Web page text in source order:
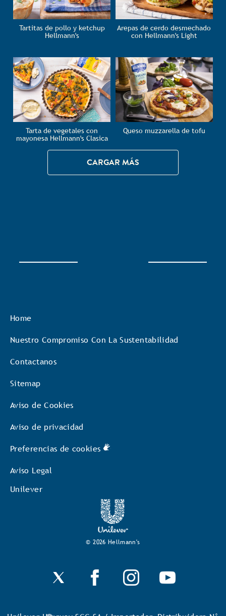
Tartitas de pollo y ketchup
Hellmann's
Arepas de cerdo desmechado
con Hellmann's Light
Tarta de vegetales con
mayonesa Hellmann's Clasica
Queso muzzarella de tofu
CARGAR MÁS
Home
Nuestro Compromiso Con La Sustentabilidad
Contactanos
Sitemap
Aviso de Cookies
Aviso de privacidad
Preferencias de cookies
Aviso Legal
Unilever
© 2026 Hellmann's